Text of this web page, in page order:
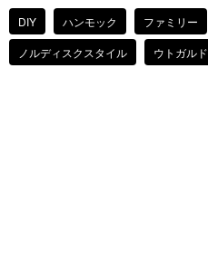
DIY ハンモック ファミリー
ノルディスクスタイル
ウトガルド